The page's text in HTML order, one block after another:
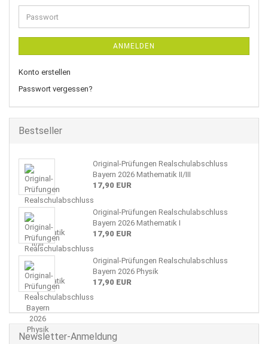
Adresse
Passwort
ANMELDEN
Konto erstellen
Passwort vergessen?
Bestseller
Original-Prüfungen Realschulabschluss
Bayern 2026 Mathematik II/III
17,90 EUR
Original-Prüfungen Realschulabschluss
Bayern 2026 Mathematik I
17,90 EUR
Original-Prüfungen Realschulabschluss
Bayern 2026 Physik
17,90 EUR
Newsletter-Anmeldung